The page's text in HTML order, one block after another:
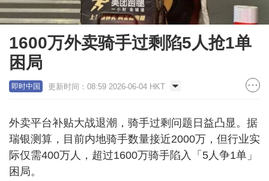
1600万外卖骑手过剩陷5人抢1单
困局
即时中国 更新时间：08:59 2026-06-04 HKT
外卖平台补贴大战退潮，骑手过剩问题日益凸显。据
瑞银测算，目前内地骑手数量接近2000万，但行业实
际仅需400万人，超过1600万骑手陷入「5人争1单」
困局。